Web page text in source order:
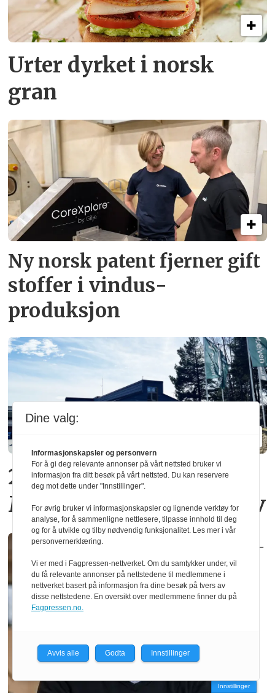
Urter dyrket i norsk
gran
Ny norsk patent fjerner gift­
stoffer i vindus­
produksjon
20 operatører må gå fra
Moelven Limtre i Moelv
–
Innstillinger
Dine valg:
Informasjonskapsler og personvern
For å gi deg relevante annonser på vårt nettsted bruker vi
informasjon fra ditt besøk på vårt nettsted. Du kan reservere
deg mot dette under "Innstillinger".
For øvrig bruker vi informasjonskapsler og lignende verktøy for
analyse, for å sammenligne nettlesere, tilpasse innhold til deg
og for å utvikle og tilby nødvendig funksjonalitet. Les mer i vår
personvernerklæring.
Vi er med i Fagpressen-nettverket. Om du samtykker under, vil
du få relevante annonser på nettstedene til medlemmene i
nettverket basert på informasjon fra dine besøk på tvers av
disse nettstedene. En oversikt over medlemmene finner du på
Fagpressen.no.
Avvis alle Godta Innstillinger